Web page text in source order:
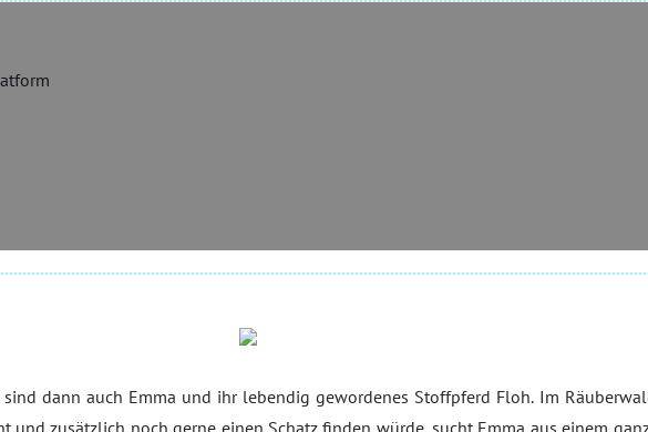
dann auch Emma und ihr lebendig gewordenes Stoffpferd Floh. Im
und zusätzlich noch gerne einen Schatz finden würde, sucht Emma aus einem